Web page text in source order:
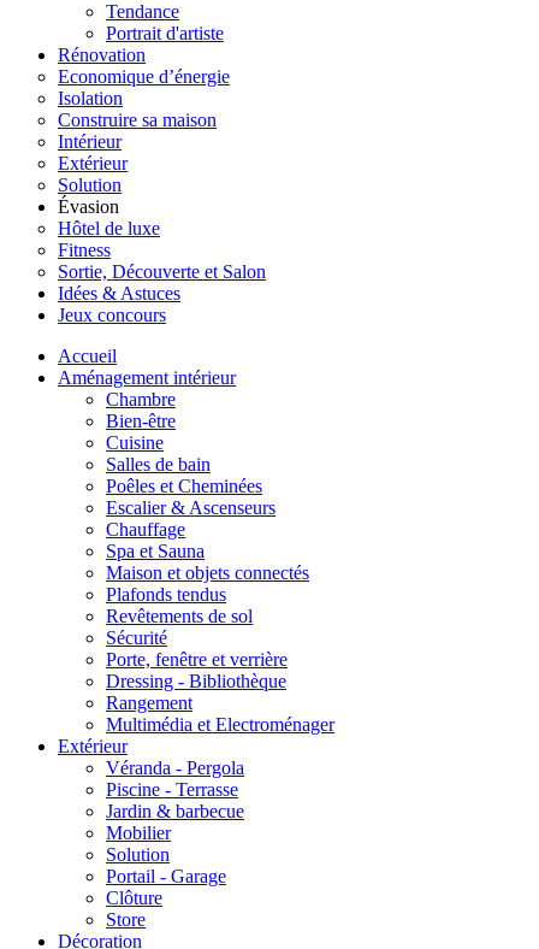
Tendance
Portrait d'artiste
Rénovation
Economique d’énergie
Isolation
Construire sa maison
Intérieur
Extérieur
Solution
Évasion
Hôtel de luxe
Fitness
Sortie, Découverte et Salon
Idées & Astuces
Jeux concours
Accueil
Aménagement intérieur
Chambre
Bien-être
Cuisine
Salles de bain
Poêles et Cheminées
Escalier & Ascenseurs
Chauffage
Spa et Sauna
Maison et objets connectés
Plafonds tendus
Revêtements de sol
Sécurité
Porte, fenêtre et verrière
Dressing - Bibliothèque
Rangement
Multimédia et Electroménager
Extérieur
Véranda - Pergola
Piscine - Terrasse
Jardin & barbecue
Mobilier
Solution
Portail - Garage
Clôture
Store
Décoration